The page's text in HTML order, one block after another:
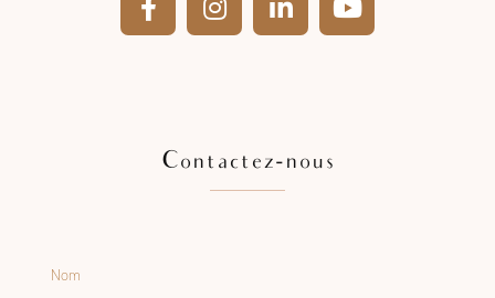
Contactez-nous
Nom